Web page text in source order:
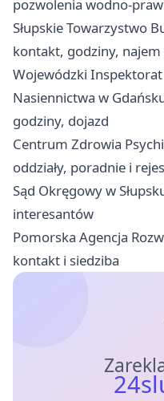
pozwolenia wodno-
Słupskie Towarzystwo
kontakt, godziny,
Wojewódzki
Nasiennictwa w
godziny, dojazd
Centrum Zdrowia
oddziały, poradnie i
Sąd Okręgowy w
interesantów
Pomorska Agencja
kontakt i siedziba